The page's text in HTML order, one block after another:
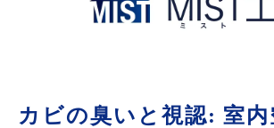
カビの臭いと視認: 室内